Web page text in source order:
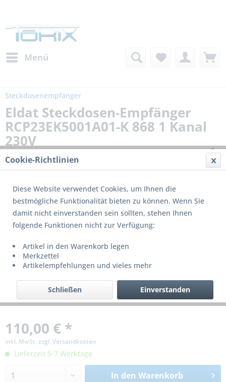
Menü
Steckdosenempfänger
Eldat Steckdosen-Empfänger
RCP23EK5001A01-K 868 1 Kanal
230V
110,00 € *
inkl. MwSt. zzgl. Versandkosten
Lieferzeit 5-7 Werktage
In den Warenkorb
Cookie-Richtlinien
Diese Website verwendet Cookies, um Ihnen die
bestmögliche Funktionalität bieten zu können. Wenn Sie
damit nicht einverstanden sein sollten, stehen Ihnen
folgende Funktionen nicht zur Verfügung:
Artikel in den Warenkorb legen
Merkzettel
Artikelempfehlungen und vieles mehr
Einverstanden
Schließen